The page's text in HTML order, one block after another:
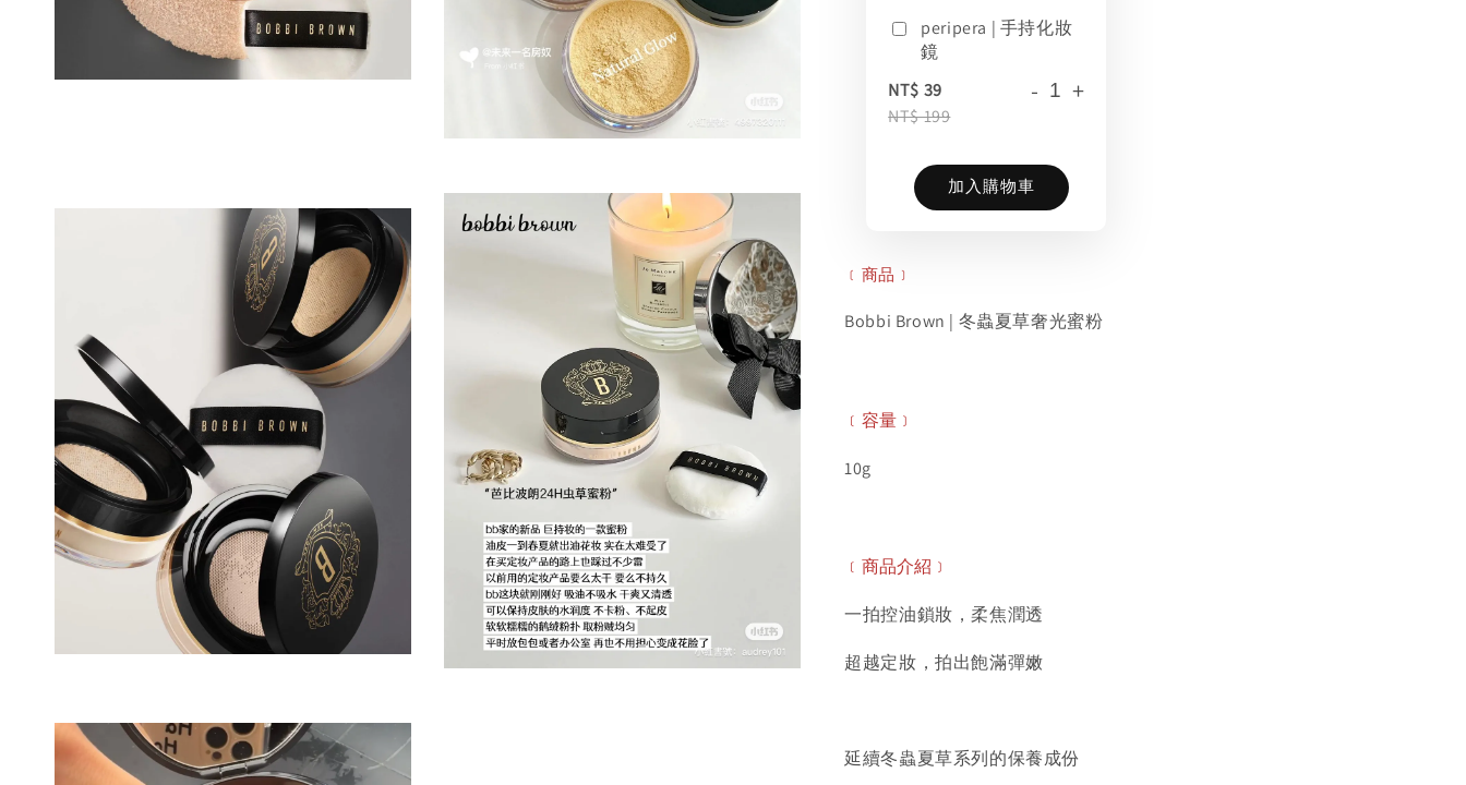
peripera | 手持化妝
鏡
NT$ 39
NT$ 199
- +
加入購物車
﹝商品﹞
Bobbi Brown | 冬蟲夏草奢光蜜粉
﹝容量﹞
10g
﹝商品介紹﹞
一拍控油鎖妝，柔焦潤透
超越定妝，拍出飽滿彈嫩
延續冬蟲夏草系列的保養成份